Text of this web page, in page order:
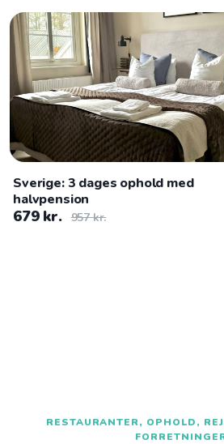
Sverige: 3 dages ophold med
halvpension
679 kr. 957 kr.
RESTAURANTER, OPHOLD,